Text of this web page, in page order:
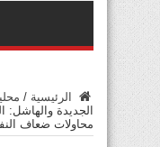
الرئيسية /
الجديدة والهاشل:
محاولات ضعاف